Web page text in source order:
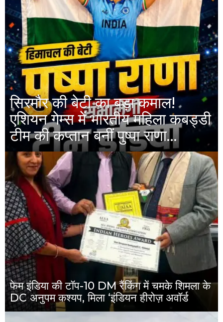
सिरमौर की बेटी का बड़ा कमाल!
एशियन गेम्स में भारतीय महिला कबड्डी
टीम की कप्तान बनीं पुष्पा राणा…
फेम इंडिया की टॉप-10 DM रैंकिंग में चमके शिमला के
DC अनुपम कश्यप, मिला ‘इंडियन हीरोज़ अवॉर्ड